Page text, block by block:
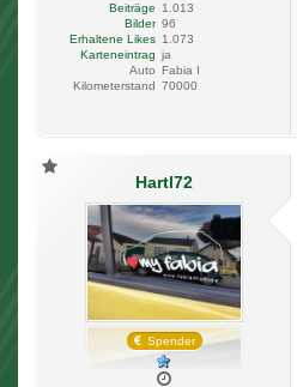
Beiträge 1.013
Bilder 96
Erhaltene Likes 1.073
Karteneintrag ja
Auto
Fabia I
Kilometerstand
70000
Hartl72
Spender